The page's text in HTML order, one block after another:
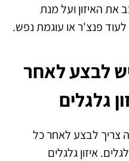
את האיזון ועל מנת
פנצ'ר או עוגמת נפש.
לבצע לאחר
גלגלים
צריך לבצע לאחר כל
איזון גלגלים